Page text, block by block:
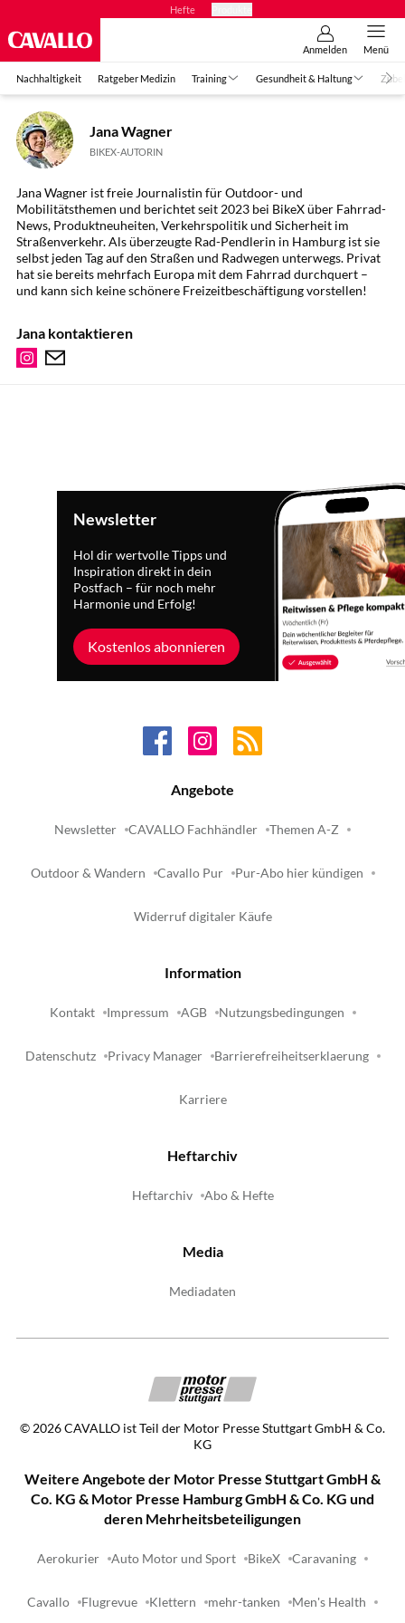
Hefte
Anmelden Menü
Nachhaltigkeit Ratgeber Medizin Training Gesundheit & Haltung
Jana Wagner
BIKEX-AUTORIN
Jana Wagner ist freie Journalistin für Outdoor- und
Mobilitätsthemen und berichtet seit 2023 bei BikeX über Fahrrad-
News, Produktneuheiten, Verkehrspolitik und Sicherheit im
Straßenverkehr. Als überzeugte Rad-Pendlerin in Hamburg ist sie
selbst jeden Tag auf den Straßen und Radwegen unterwegs. Privat
hat sie bereits mehrfach Europa mit dem Fahrrad durchquert –
und kann sich keine schönere Freizeitbeschäftigung vorstellen!
Jana kontaktieren
Newsletter
Hol dir wertvolle Tipps und
Inspiration direkt in dein
Postfach – für noch mehr
Harmonie und Erfolg!
Kostenlos abonnieren
Angebote
Newsletter CAVALLO Fachhändler Themen A-Z
Outdoor & Wandern Cavallo Pur Pur-Abo hier kündigen
Widerruf digitaler Käufe
Information
Kontakt Impressum AGB Nutzungsbedingungen
Datenschutz Privacy Manager Barrierefreiheitserklaerung
Karriere
Heftarchiv
Heftarchiv Abo & Hefte
Media
Mediadaten
© 2026CAVALLO ist Teil der Motor Presse Stuttgart GmbH & Co.
KG
Weitere Angebote der Motor Presse Stuttgart GmbH &
Co. KG & Motor Presse Hamburg GmbH & Co. KG und
deren Mehrheitsbeteiligungen
Aerokurier Auto Motor und Sport BikeX Caravaning
Cavallo Flugrevue Klettern mehr-tanken Men's Health